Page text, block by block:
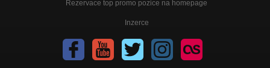
Rezervace top promo pozice na homepage
Inzerce